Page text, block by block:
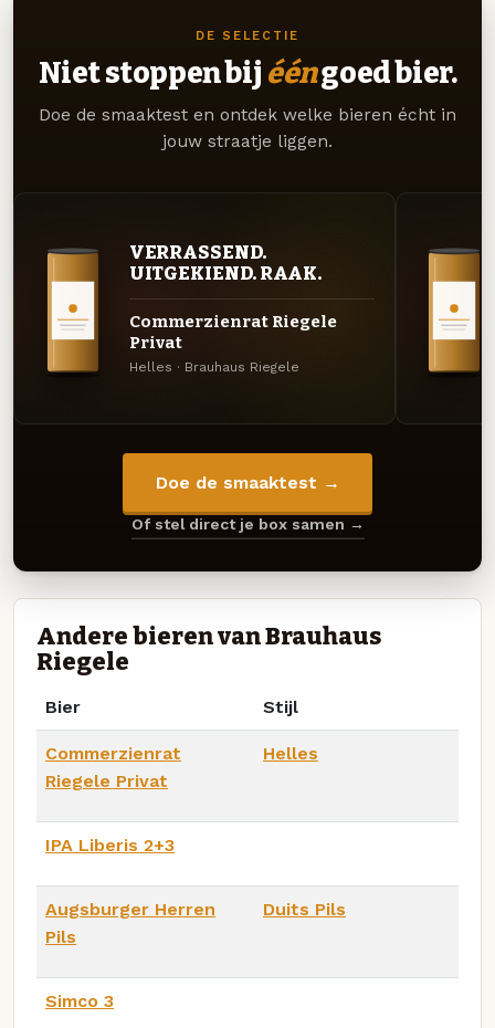
DE SELECTIE
Niet stoppen bij ééngoed bier.
Doe de smaaktest en ontdek welke bieren écht in
jouw straatje liggen.
VERRASSEND.
UITGEKIEND. RAAK.
Commerzienrat Riegele
Privat
Helles · Brauhaus Riegele
Doe de smaaktest →
Of stel direct je box samen →
Andere bieren van Brauhaus
Riegele
Bier Stijl
Commerzienrat
Riegele Privat
Helles
IPA Liberis 2+3
Augsburger Herren
Pils
Duits Pils
Simco 3